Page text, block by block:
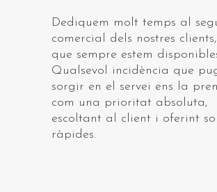
Dediquem molt temps al
comercial dels nostres
que sempre estem
Qualsevol incidència que
sorgir en el servei ens la
com una prioritat absoluta,
escoltant al client i oferint
ràpides.